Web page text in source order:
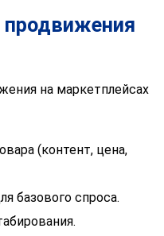
продвижения
на маркетплейсах
(контент, цена,
базового спроса.